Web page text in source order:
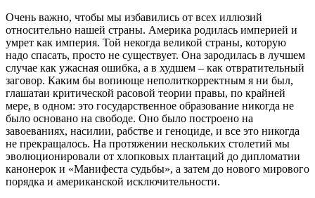
Очень важно, чтобы мы избавились от всех иллюзий
относительно нашей страны. Америка родилась империей и
умрет как империя. Той некогда великой страны, которую
надо спасать, просто не существует. Она зародилась в лучшем
случае как ужасная ошибка, а в худшем – как отвратительный
заговор. Каким бы вопиюще неполиткорректным я ни был,
глашатаи критической расовой теории правы, по крайней
мере, в одном: это государственное образование никогда не
было основано на свободе. Оно было построено на
завоеваниях, насилии, рабстве и геноциде, и все это никогда
не прекращалось. На протяжении нескольких столетий мы
эволюционировали от хлопковых плантаций до дипломатии
канонерок и «Манифеста судьбы», а затем до нового мирового
порядка и американской исключительности.